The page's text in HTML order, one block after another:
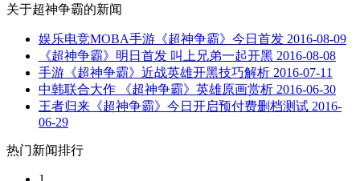
关于超神争霸的新闻
娱乐电竞MOBA手游《超神争霸》今日首发 2016-08-09
《超神争霸》明日首发 叫上兄弟一起开黑 2016-08-08
手游《超神争霸》近战英雄开黑技巧解析 2016-07-11
中韩联合大作 《超神争霸》英雄原画赏析 2016-06-30
王者归来《超神争霸》今日开启预付费删档测试 2016-
06-29
热门新闻排行